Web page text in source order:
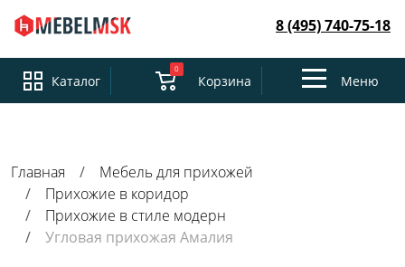
8 (495) 740-75-18
Каталог
0
Корзина
ToggleМеню
Главная
Мебель для прихожей
Прихожие в коридор
Прихожие в стиле модерн
Угловая прихожая Амалия